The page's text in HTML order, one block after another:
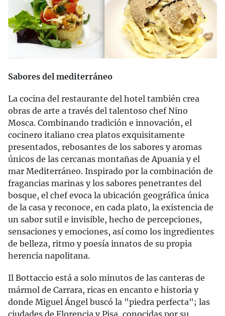
Sabores del mediterráneo
La cocina del restaurante del hotel también crea
obras de arte a través del talentoso chef Nino
Mosca. Combinando tradición e innovación, el
cocinero italiano crea platos exquisitamente
presentados, rebosantes de los sabores y aromas
únicos de las cercanas montañas de Apuania y el
mar Mediterráneo. Inspirado por la combinación de
fragancias marinas y los sabores penetrantes del
bosque, el chef evoca la ubicación geográfica única
de la casa y reconoce, en cada plato, la existencia de
un sabor sutil e invisible, hecho de percepciones,
sensaciones y emociones, así como los ingredientes
de belleza, ritmo y poesía innatos de su propia
herencia napolitana.
Il Bottaccio está a solo minutos de las canteras de
mármol de Carrara, ricas en encanto e historia y
donde Miguel Ángel buscó la "piedra perfecta"; las
ciudades de Florencia y Pisa, conocidas por su